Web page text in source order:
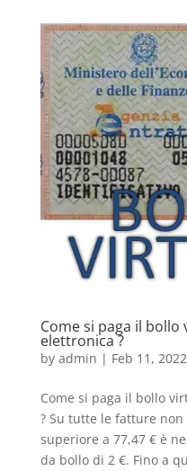
Come si paga il
elettronica ?
by admin | Feb 11, 2022
Come si paga il bollo
? Su tutte le fatture
superiore a 77,47 € è
da bollo di 2 €. Fino a